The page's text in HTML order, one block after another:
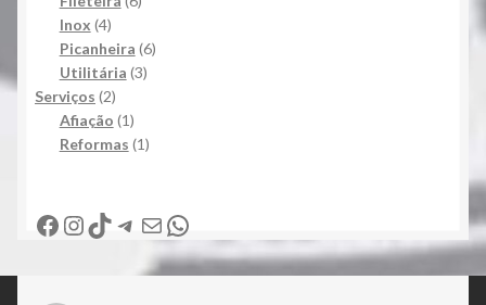
Inox 44
produtos
Picanheira 66
Utilitária 33
Serviços 22
produtos
Afiação 11
produto
Reformas 11
Facebook
Instagram
TikTok
Telegram
E-mailWhatsApp